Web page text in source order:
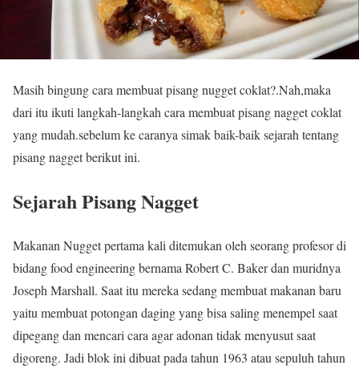
Masih bingung cara membuat pisang nugget coklat?.Nah,maka
dari itu ikuti langkah-langkah cara membuat pisang nagget coklat
yang mudah.sebelum ke caranya simak baik-baik sejarah tentang
pisang nagget berikut ini.
Sejarah Pisang Nagget
Makanan Nugget pertama kali ditemukan oleh seorang profesor di
bidang food engineering bernama Robert C. Baker dan muridnya
Joseph Marshall. Saat itu mereka sedang membuat makanan baru
yaitu membuat potongan daging yang bisa saling menempel saat
dipegang dan mencari cara agar adonan tidak menyusut saat
digoreng. Jadi blok ini dibuat pada tahun 1963 atau sepuluh tahun